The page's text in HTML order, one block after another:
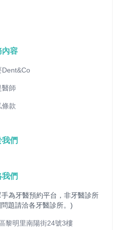
內容
Dent&Co
醫師
條款
我們
們
為牙醫預約平台，非牙醫診所
題請洽各牙醫診所。)
黎明里南陽街24號3樓